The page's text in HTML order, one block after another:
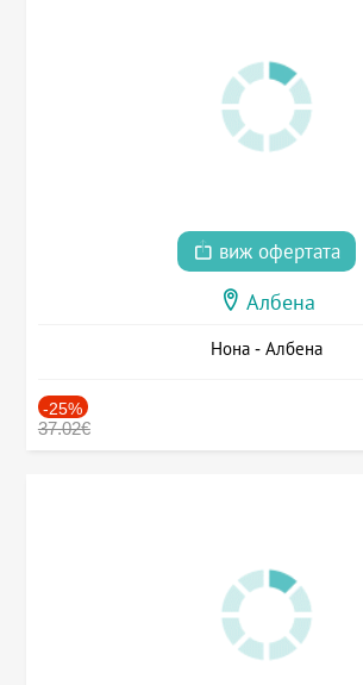
виж офертата
Албена
Нона - Албена
-25%
37.02€